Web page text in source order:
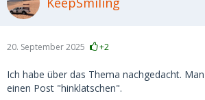
20. September 2025 +2
Ich habe über das Thema nachgedacht.
einen Post "hinklatschen".